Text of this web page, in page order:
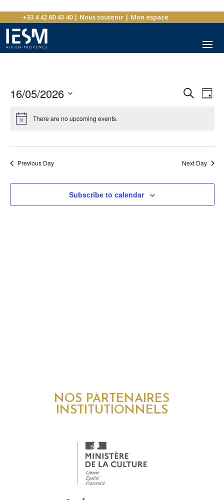
+33 4 42 60 43 40| Nous soutenir| Mon espace
Events
Search
Search
Day
16/05/2026
date.
There are no upcoming events.
Previous Day Next Day
Subscribe to calendar
NOS PARTENAIRES
INSTITUTIONNELS